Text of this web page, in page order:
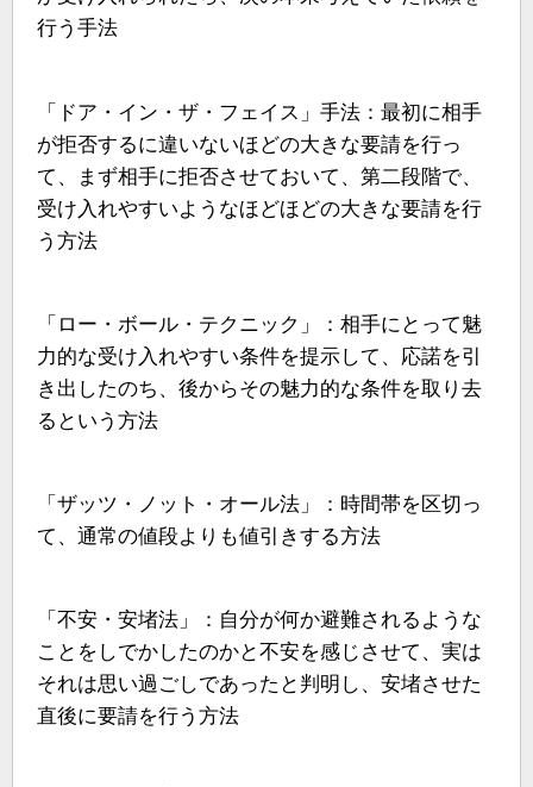
行う手法
「ドア・イン・ザ・フェイス」手法：最初に相手
が拒否するに違いないほどの大きな要請を行っ
て、まず相手に拒否させておいて、第二段階で、
受け入れやすいようなほどほどの大きな要請を行
う方法
「ロー・ボール・テクニック」：相手にとって魅
力的な受け入れやすい条件を提示して、応諾を引
き出したのち、後からその魅力的な条件を取り去
るという方法
「ザッツ・ノット・オール法」：時間帯を区切っ
て、通常の値段よりも値引きする方法
「不安・安堵法」：自分が何か避難されるような
ことをしでかしたのかと不安を感じさせて、実は
それは思い過ごしであったと判明し、安堵させた
直後に要請を行う方法